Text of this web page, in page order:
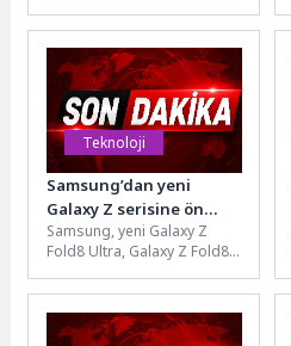
Fuar Merkezi’nin ihalesini
gerçekleştirdi. Fen İşleri
Dairesi...
Teknoloji
Samsung’dan yeni
Galaxy Z serisine ön
siparişe özel avantajlar
Samsung, yeni Galaxy Z
Fold8 Ultra, Galaxy Z Fold8
için...